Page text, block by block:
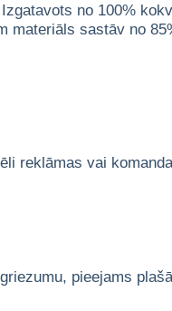
no 100%
materiāls sastāv no
reklāmas vai
pieejams